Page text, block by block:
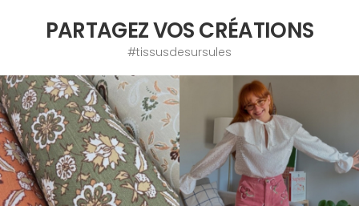
PARTAGEZ VOS CRÉATIONS
#tissusdesursules